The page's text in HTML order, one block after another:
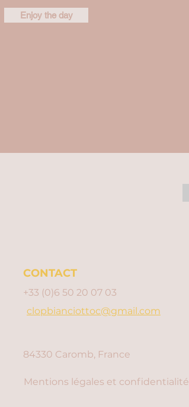
Enjoy the day
CONTACT
+33 (0)6 50 20 07 03
clopbianciottoc@gmail.com
84330 Caromb, France
Mentions légales et confidentialité